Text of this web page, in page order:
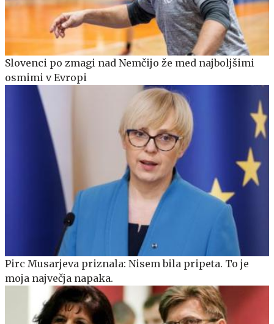
Slovenci po zmagi nad Nemčijo že med najboljšimi
osmimi v Evropi
Pirc Musarjeva priznala: Nisem bila pripeta. To je
moja največja napaka.